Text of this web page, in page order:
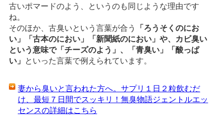
古いポマードのよう、というのも同じような理由です
ね。
そのほか、古臭いという言葉が合う
「ろうそくのにお
い」「古本のにおい」「新聞紙のにおい」や、カビ臭い
という意味で「チーズのよう」、「青臭い」「酸っぱ
い」
といった言葉で例えられています。
妻から臭いと言われた方へ。サプリ１日２粒飲むだ
け、最短７日間でスッキリ！無臭物語ジェントルエッ
センスの詳細はこちら